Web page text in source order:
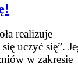
realizuje
uczyć się”.
w zakresie